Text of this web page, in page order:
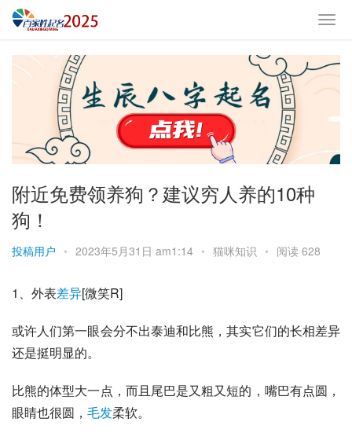
附近免费领养狗？建议穷人养的10种
狗！
投稿用户 • 2023年5月31日 am1:14 • 猫咪知识 • 阅读 628
1、外表差异[微笑R]
或许人们第一眼会分不出泰迪和比熊，其实它们的长相差异
还是挺明显的。
比熊的体型大一点，而且尾巴是又粗又短的，嘴巴有点圆，
眼睛也很圆， 毛发柔软。